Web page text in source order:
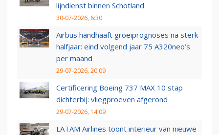
lijndienst binnen Schotland
30-07-2026, 6:30
Airbus handhaaft groeiprognoses na sterk
halfjaar: eind volgend jaar 75 A320neo’s
per maand
29-07-2026, 20:09
Certificering Boeing 737 MAX 10 stap
dichterbij: vliegproeven afgerond
29-07-2026, 14:09
LATAM Airlines toont interieur van nieuwe